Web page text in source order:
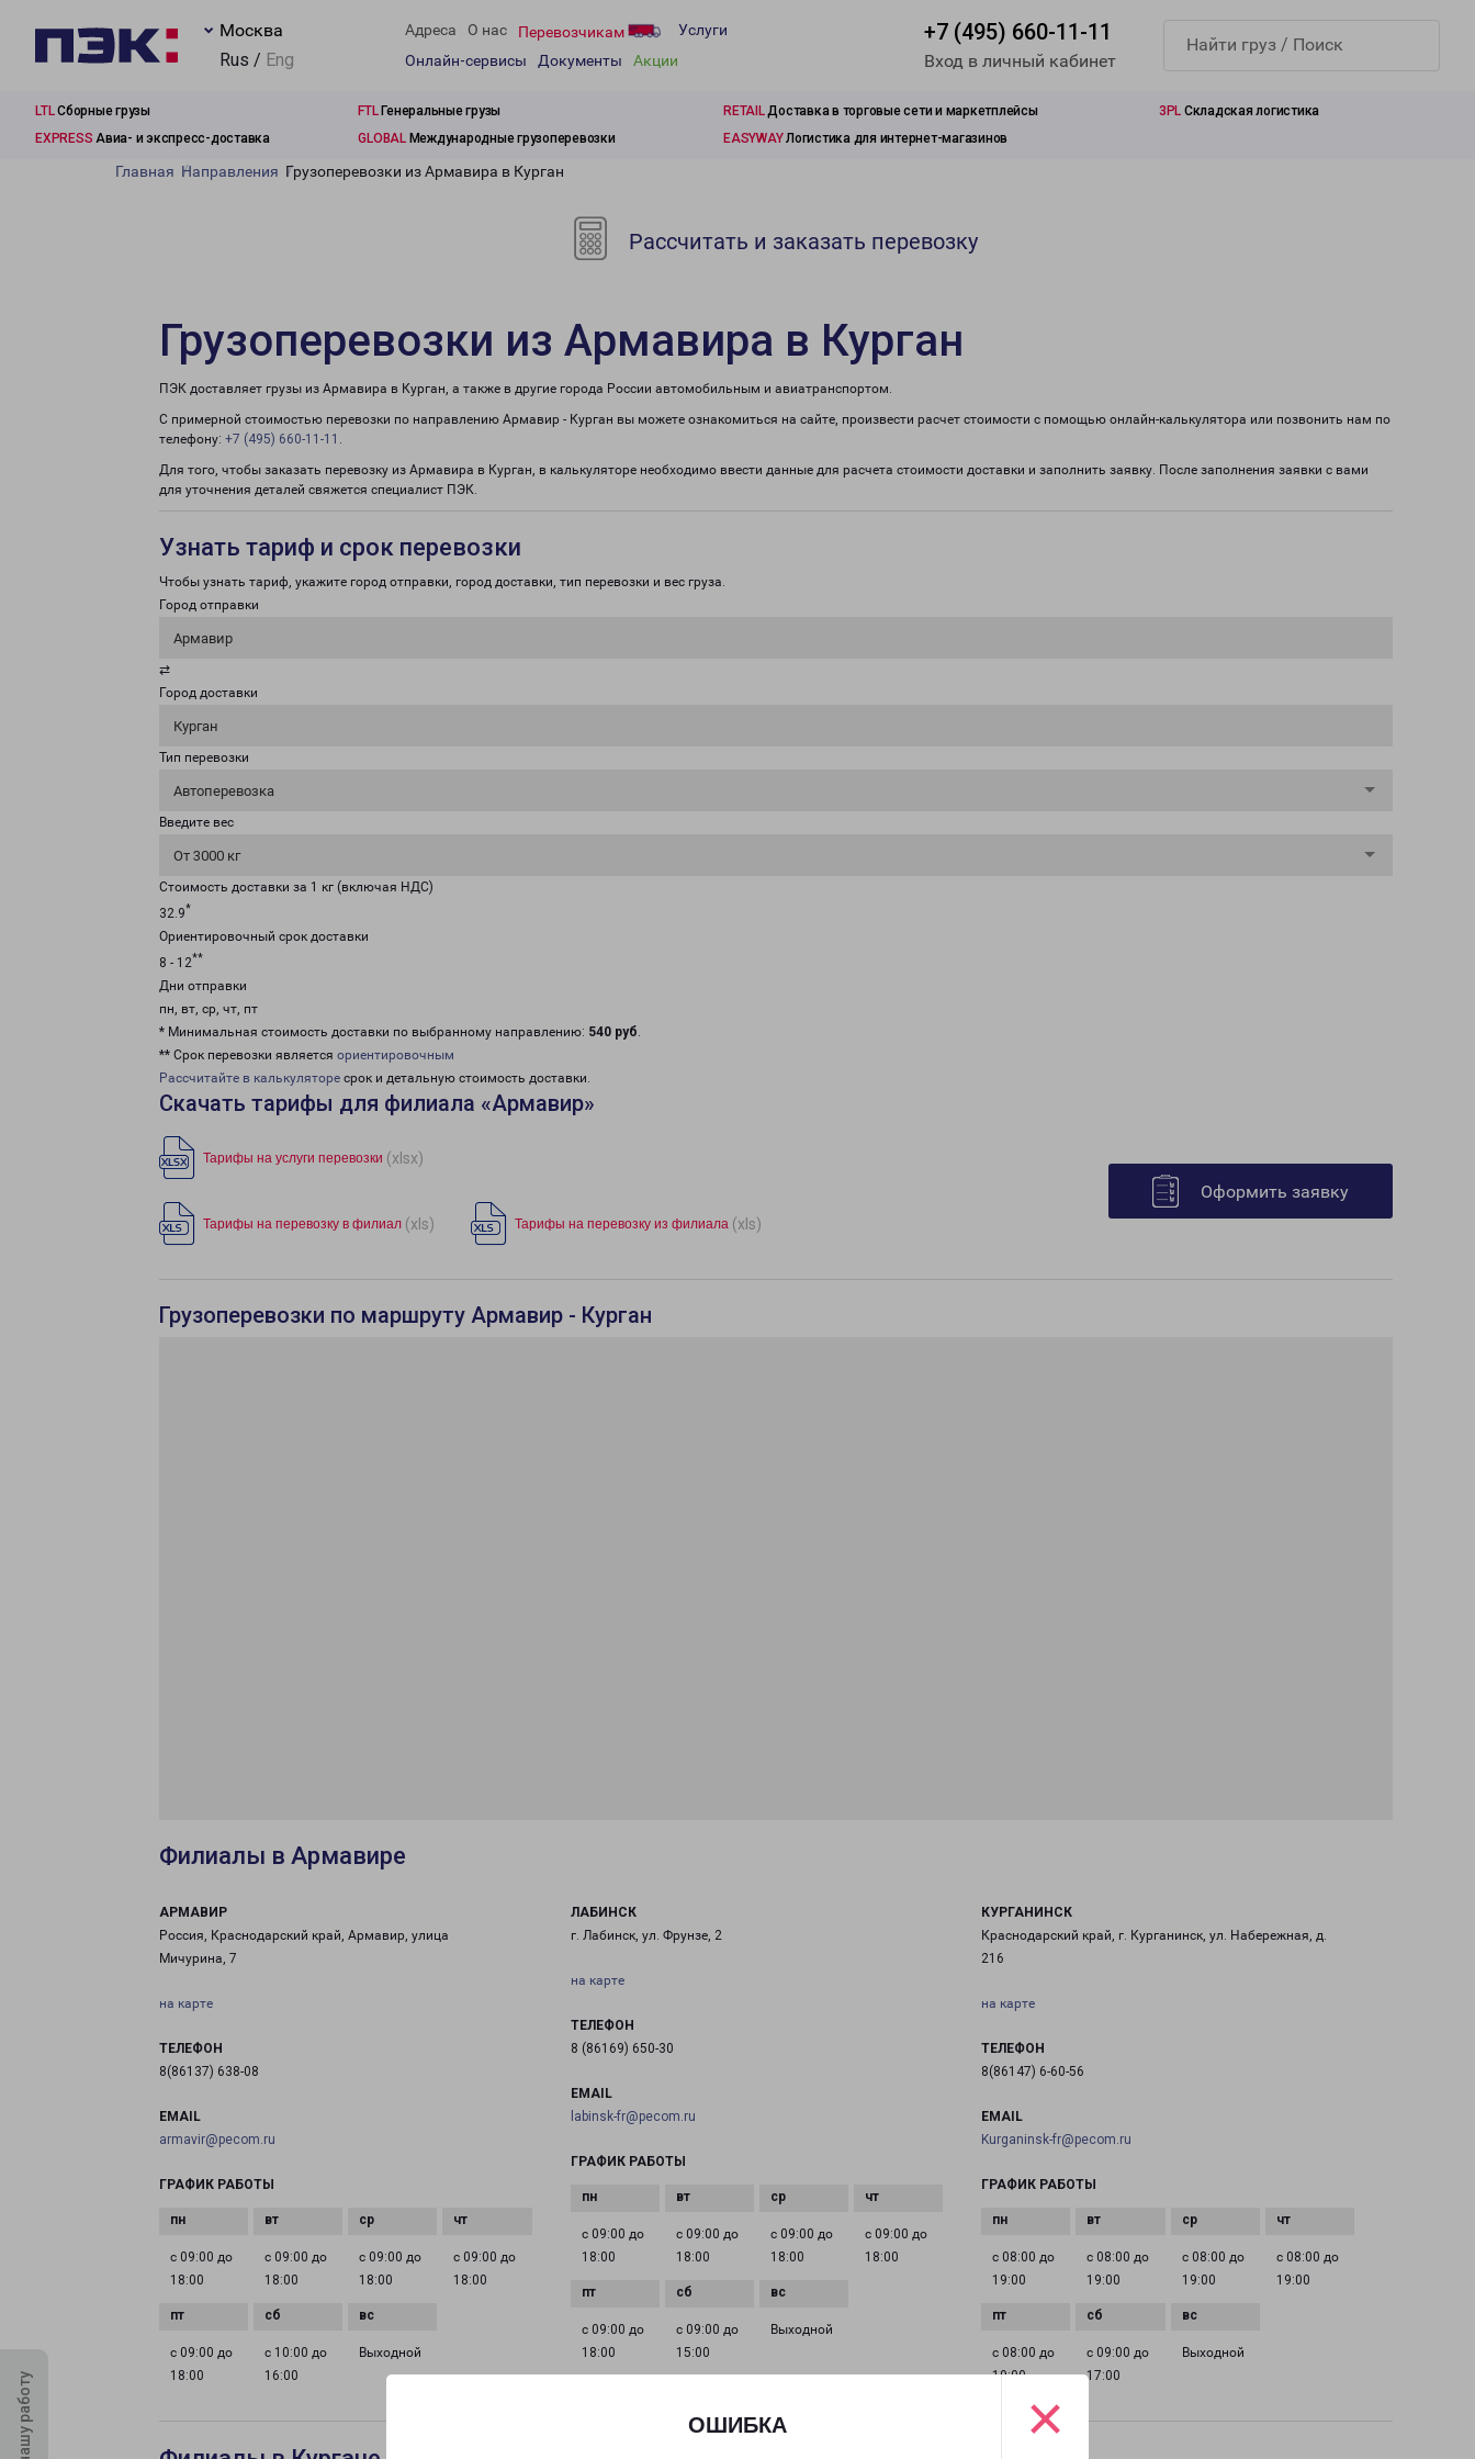
ОШИБКА ×
Москва
Rus / Eng
Адреса О нас Перевозчикам
Услуги
Онлайн-сервисы
Документы Акции
+7 (495) 660-11-11
Вход в личный кабинет
LTLСборные грузы FTLГенеральные грузы RETAILДоставка в торговые сети и маркетплейсы 3PL Складская логистика
EXPRESS Авиа- и экспресс-доставка GLOBALМеждународные грузоперевозки EASYWAYЛогистика для интернет-магазинов
Главная Направления Грузоперевозки из Армавира в Курган
Рассчитать и заказать перевозку
Грузоперевозки из Армавира в Курган
ПЭК доставляет грузы из Армавира в Курган, а также в другие города России автомобильным и авиатранспортом.
С примерной стоимостью перевозки по направлению Армавир - Курган вы можете ознакомиться на сайте, произвести расчет стоимости с помощью онлайн-калькулятора или позвонить нам по
телефону: +7 (495) 660-11-11 .
Для того, чтобы заказать перевозку из Армавира в Курган, в калькуляторе необходимо ввести данные для расчета стоимости доставки и заполнить заявку. После заполнения заявки с вами
для уточнения деталей свяжется специалист ПЭК.
Узнать тариф и срок перевозки
Чтобы узнать тариф, укажите город отправки, город доставки, тип перевозки и вес груза.
Город отправки
Армавир
⇄
Город доставки
Курган
Тип перевозки
Автоперевозка
Введите вес
От 3000 кг
Стоимость доставки за 1 кг (включая НДС)
32.9*
Ориентировочный срок доставки
8 - 12**
Дни отправки
пн, вт, ср, чт, пт
* Минимальная стоимость доставки по выбранному направлению: 540 руб.
** Срок перевозки является ориентировочным
Рассчитайте в калькуляторе срок и детальную стоимость доставки.
Скачать тарифы для филиала «Армавир»
Тарифы на услуги перевозки (xlsx)
Тарифы на перевозку в филиал (xls) Тарифы на перевозку из филиала (xls)
Оформить заявку
Грузоперевозки по маршруту Армавир - Курган
Филиалы в Армавире
АРМАВИР
Россия, Краснодарский край, Армавир, улица
Мичурина, 7
на карте
ТЕЛЕФОН
8(86137) 638-08
EMAIL
armavir@pecom.ru
ГРАФИК РАБОТЫ
с 09:00 до
18:00
с 09:00 до
18:00
с 09:00 до
18:00
с 09:00 до
18:00
с 09:00 до
18:00
с 10:00 до
16:00
Выходной
ЛАБИНСК
г. Лабинск, ул. Фрунзе, 2
на карте
ТЕЛЕФОН
8 (86169) 650-30
EMAIL
labinsk-fr@pecom.ru
ГРАФИК РАБОТЫ
с 09:00 до
18:00
с 09:00 до
18:00
с 09:00 до
18:00
с 09:00 до
18:00
с 09:00 до
18:00
с 09:00 до
15:00
Выходной
КУРГАНИНСК
Краснодарский край, г. Курганинск, ул. Набережная, д.
216
на карте
ТЕЛЕФОН
8(86147) 6-60-56
EMAIL
Kurganinsk-fr@pecom.ru
ГРАФИК РАБОТЫ
с 08:00 до
19:00
с 08:00 до
19:00
с 08:00 до
19:00
с 08:00 до
19:00
с 08:00 до
19:00
с 09:00 до
17:00
Выходной